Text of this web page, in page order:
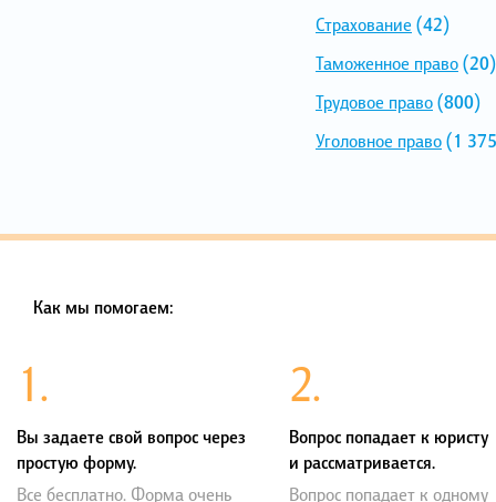
Страхование (42)
Таможенное право(20)
Трудовое право(800)
Уголовное право(1
Как мы помогаем:
1.
Вы задаете свой вопрос через
простую форму.
Все бесплатно. Форма очень
2.
Вопрос попадает к юристу
и рассматривается.
Вопрос попадает к одному